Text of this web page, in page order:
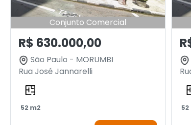
Conjunto Comercial
R$ 630.000,00
São Paulo - MORUMBI
Rua José Jannarelli
52 m2 52